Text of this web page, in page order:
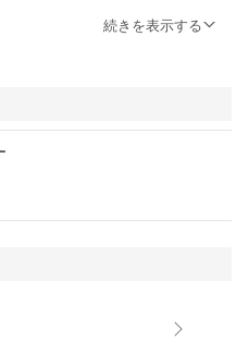
続きを表示する